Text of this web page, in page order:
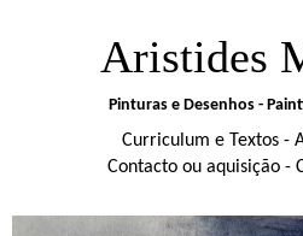
Aristides
Pinturas e Desenhos -
Curriculum e Textos -
Contacto ou aquisição -